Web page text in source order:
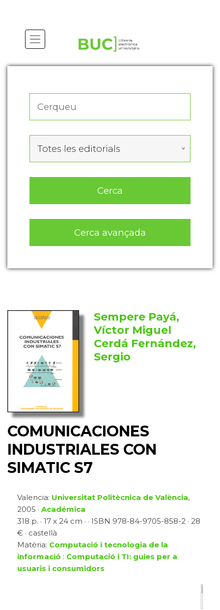
Totes les editorials
Cerca
Cerca avançada
Sempere Payá,
Víctor Miguel
Cerdá Fernández,
Sergio
COMUNICACIONES
INDUSTRIALES CON
SIMATIC S7
Valencia: Universitat Politècnica de València,
2005 · Académica
318 p. · 17 x 24 cm · · ISBN 978-84-9705-858-2 · 28
€ · castellà
Matèria: Computació i tecnologia de la
informació : Computació i TI: guies per a
usuaris i consumidors